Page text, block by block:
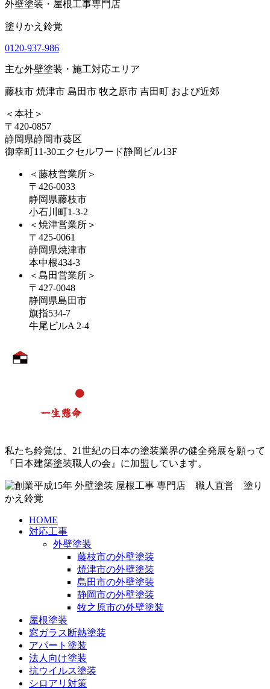
外壁塗装・屋根工事専門店
塗りかえ鈴覚
0120-937-986
主な外壁塗装・施工対応エリア
藤枝市 焼津市 島田市 牧之原市 吉田町 および近郊
＜本社＞
〒420-0857
静岡県静岡市葵区
御幸町11-30エクセルワード静岡ビル13F
＜藤枝営業所＞
〒426-0033
静岡県藤枝市
小石川町1-3-2
＜焼津営業所＞
〒425-0061
静岡県焼津市
本中根434-3
＜島田営業所＞
〒427-0048
静岡県島田市
旗指534-7
牛尾ビルA 2-4
私たち鈴覚は、21世紀の日本の塗装業界の健全発展を願って
『日本建築塗装職人の会』に加盟しています。
HOME
対応工事
外壁塗装
藤枝市の外壁塗装
焼津市の外壁塗装
島田市の外壁塗装
静岡市の外壁塗装
牧之原市の外壁塗装
屋根塗装
窓ガラス断熱塗装
アパート塗装
法人向け塗装
抗ウイルス塗装
シロアリ対策